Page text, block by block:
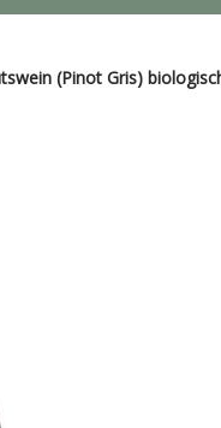
(Pinot Gris)